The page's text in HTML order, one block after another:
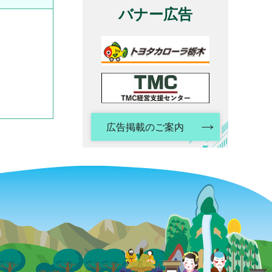
バナー広告
広告掲載のご案内